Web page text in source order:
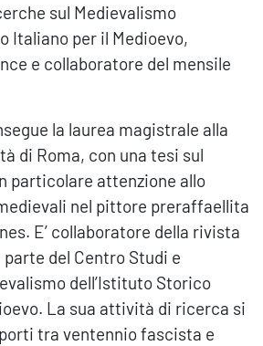
sul Medievalismo
Italiano per il Medioevo,
e collaboratore del mensile
la laurea magistrale alla
di Roma, con una tesi sul
particolare attenzione allo
nel pittore preraffaellita
E’ collaboratore della rivista
del Centro Studi e
dell’Istituto Storico
La sua attività di ricerca si
tra ventennio fascista e